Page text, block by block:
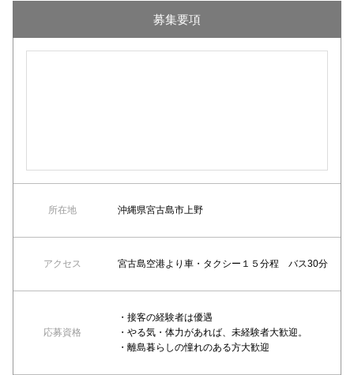
募集要項
所在地 沖縄県宮古島市上野
アクセス 宮古島空港より車・タクシー１５分程 バス30分
応募資格
・接客の経験者は優遇
・やる気・体力があれば、未経験者大歓迎。
・離島暮らしの憧れのある方大歓迎